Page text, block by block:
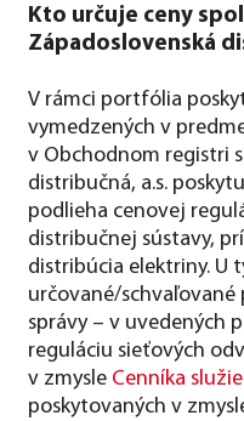
Kto určuje ceny
Západoslovenská
V rámci portfólia
vymedzených v
v Obchodnom registri
distribučná, a.s.
podlieha cenovej
distribučnej sústavy,
distribúcia elektriny. U
určované/
správy – v uvedených
reguláciu sieťových
v zmysle Cenníka
poskytovaných v